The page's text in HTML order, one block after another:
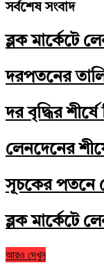
সর্বশেষ সংবাদ
ব্লক মার্কেটে
দরপতনের
দর বৃদ্ধির
লেনদেনের
সূচকের পতনে
ব্লক মার্কেটে
আরও দেখুন